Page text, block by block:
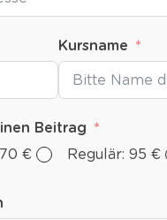
Kursname
Beitrag
€
Regulär: 95 €